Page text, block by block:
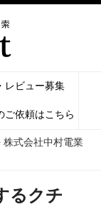
レビュー募集
ご依頼はこちら
株式会社中村電業
るクチ